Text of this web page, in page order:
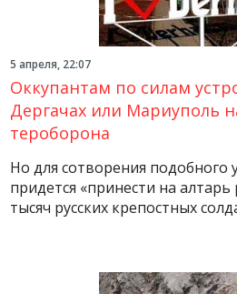
5 апреля, 22:07
Оккупантам по силам
Дергачах или Мариуполь
тероборона
Но для сотворения подобного
придется «принести на
тысяч русских крепостных